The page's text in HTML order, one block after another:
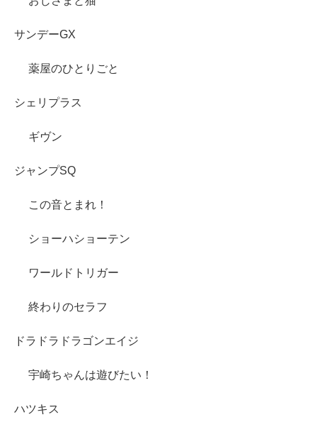
サンデーGX
薬屋のひとりごと
シェリプラス
ギヴン
ジャンプSQ
この音とまれ！
ショーハショーテン
ワールドトリガー
終わりのセラフ
ドラドラドラゴンエイジ
宇崎ちゃんは遊びたい！
ハツキス